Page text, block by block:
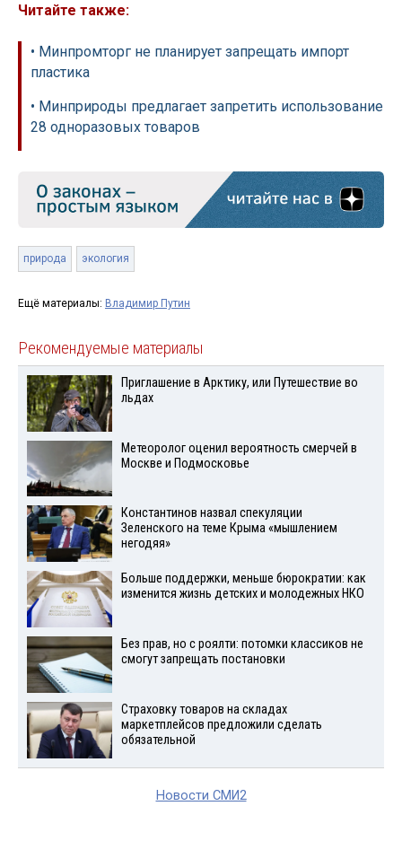
Читайте также:
• Минпромторг не планирует запрещать импорт
пластика
• Минприроды предлагает запретить использование
28 одноразовых товаров
природа экология
Ещё материалы: Владимир Путин
Рекомендуемые материалы
Приглашение в Арктику, или Путешествие во
льдах
Метеоролог оценил вероятность смерчей в
Москве и Подмосковье
Константинов назвал спекуляции
Зеленского на теме Крыма «мышлением
негодяя»
Больше поддержки, меньше бюрократии: как
изменится жизнь детских и молодежных НКО
Без прав, но с роялти: потомки классиков не
смогут запрещать постановки
Страховку товаров на складах
маркетплейсов предложили сделать
обязательной
Новости СМИ2